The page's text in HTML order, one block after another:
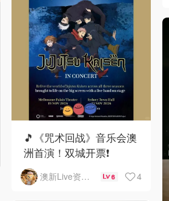
🎵《咒术回战》音乐会澳
洲首演！双城开票❗️
澳新Live资讯站 6 4